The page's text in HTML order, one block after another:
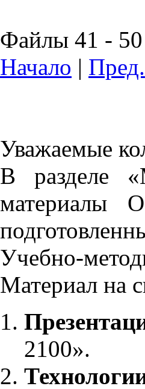
Файлы 41 - 50
Начало | Пред.
Уважаемые
В разделе
материалы
Учебно-
Материал на
2100».